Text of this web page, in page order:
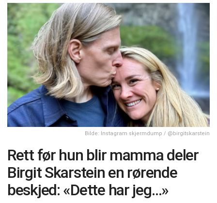
Bilde: Instagram skjermdump / @birgitskarstein
Rett før hun blir mamma deler
Birgit Skarstein en rørende
beskjed: «Dette har jeg…»